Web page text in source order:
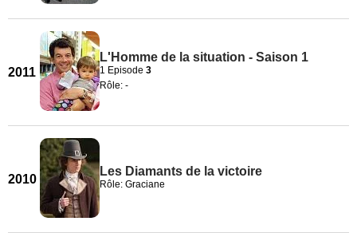
2011
L'Homme de la situation - Saison 1
1 Episode 3
Rôle: -
2010
Les Diamants de la victoire
Rôle: Graciane